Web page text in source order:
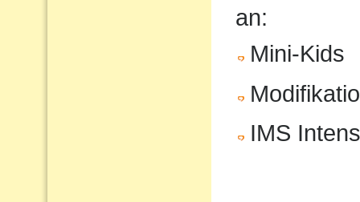
an:
Mini-Kids
IMS